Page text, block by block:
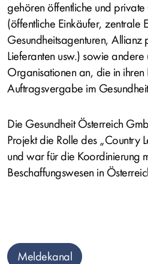
gehören öffentliche und
(öffentliche Einkäufer, zentrale
Gesundheitsagenturen, Allianz
Lieferanten usw.) sowie andere
Organisationen an, die in ihren
Auftragsvergabe im
Die Gesundheit Österreich
Projekt die Rolle des „Country
und war für die Koordinierung
Beschaffungswesen in
Meldekanal